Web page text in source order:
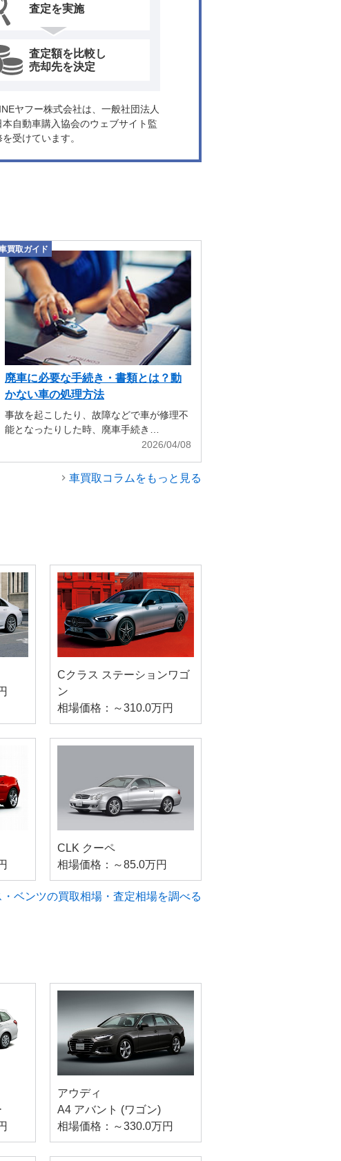
査定を実施
査定額を比較し
売却先を決定
ヤフー株式会社は、一般社団法人
本自動車購入協会のウェブサイト監
を受けています。
買取ガイド
廃車に必要な手続き・書類とは？動
かない車の処理方法
事故を起こしたり、故障などで車が修理不
能となったりした時、廃車手続き…
2026/04/08
車買取コラムをもっと見る
Cクラス ステーションワゴ
ン
相場価格：～310.0万円
CLK クーペ
相場価格：～85.0万円
・ベンツの買取相場・査定相場を調べる
アウディ
A4 アバント (ワゴン)
相場価格：～330.0万円